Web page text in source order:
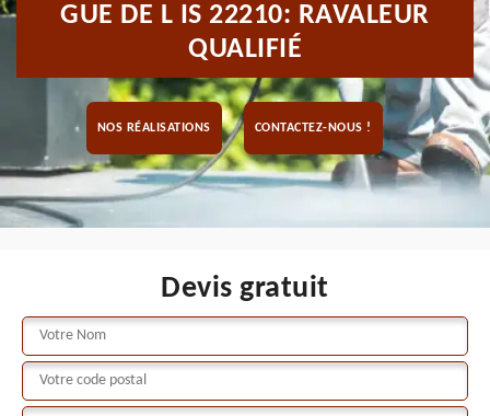
GUE DE L IS 22210: RAVALEUR
QUALIFIÉ
NOS RÉALISATIONS CONTACTEZ-NOUS !
Devis gratuit